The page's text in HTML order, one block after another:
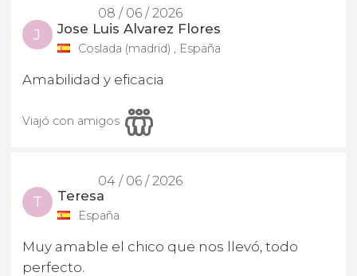
08 / 06 / 2026
J Jose Luis Alvarez Flores
Coslada (madrid) , España
Amabilidad y eficacia
Viajó con amigos
04 / 06 / 2026
T Teresa
España
Muy amable el chico que nos llevó, todo
perfecto.